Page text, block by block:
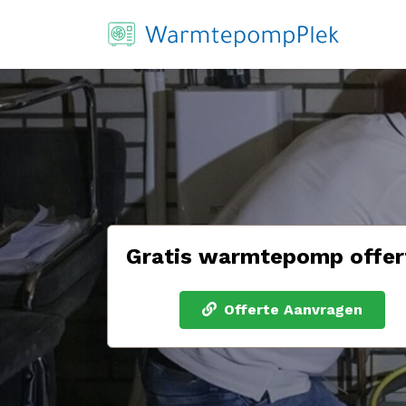
Gratis warmtepomp
Offerte Aanvragen